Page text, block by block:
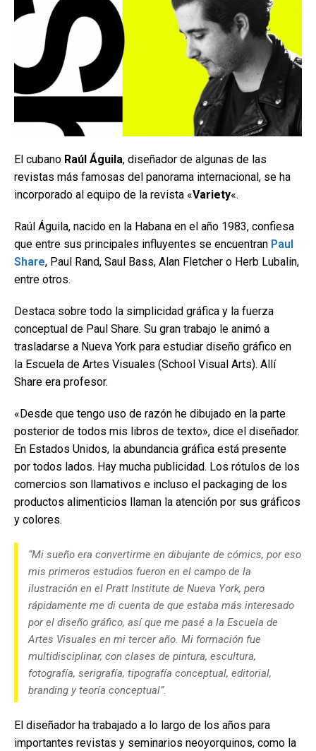
El cubano Raúl Águila, diseñador de algunas de las
revistas más famosas del panorama internacional, se ha
incorporado al equipo de la revista «Variety«.
Raúl Águila, nacido en la Habana en el año 1983, confiesa
que entre sus principales influyentes se encuentran Paul
Share, Paul Rand, Saul Bass, Alan Fletcher o Herb Lubalin,
entre otros.
Destaca sobre todo la simplicidad gráfica y la fuerza
conceptual de Paul Share. Su gran trabajo le animó a
trasladarse a Nueva York para estudiar diseño gráfico en
la Escuela de Artes Visuales (School Visual Arts). Allí
Share era profesor.
«Desde que tengo uso de razón he dibujado en la parte
posterior de todos mis libros de texto», dice el diseñador.
En Estados Unidos, la abundancia gráfica está presente
por todos lados. Hay mucha publicidad. Los rótulos de los
comercios son llamativos e incluso el packaging de los
productos alimenticios llaman la atención por sus gráficos
y colores.
“Mi sueño era convertirme en dibujante de cómics, por eso
mis primeros estudios fueron en el campo de la
ilustración en el Pratt Institute de Nueva York, pero
rápidamente me di cuenta de que estaba más interesado
por el diseño gráfico, así que me pasé a la Escuela de
Artes Visuales en mi tercer año. Mi formación fue
multidisciplinar, con clases de pintura, escultura,
fotografía, serigrafía, tipografía conceptual, editorial,
branding y teoría conceptual”.
El diseñador ha trabajado a lo largo de los años para
importantes revistas y seminarios neoyorquinos, como la